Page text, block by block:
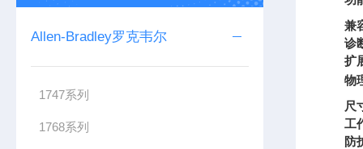
Allen-Bradley罗克韦尔
1747系列
1768系列
兼
诊
扩
物
尺
工
防